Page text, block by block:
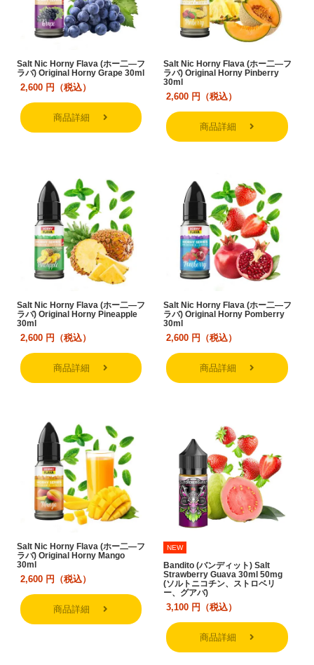
Salt Nic Horny Flava (ホー二―フ
ラバ) Original Horny Grape 30ml
2,600 円（税込）
商品詳細
Salt Nic Horny Flava (ホー二―フ
ラバ) Original Horny Pinberry
30ml
2,600 円（税込）
商品詳細
Salt Nic Horny Flava (ホー二―フ
ラバ) Original Horny Pineapple
30ml
2,600 円（税込）
商品詳細
Salt Nic Horny Flava (ホー二―フ
ラバ) Original Horny Pomberry
30ml
2,600 円（税込）
商品詳細
Salt Nic Horny Flava (ホー二―フ
ラバ) Original Horny Mango
30ml
2,600 円（税込）
商品詳細
NEW
Bandito (バンディット) Salt
Strawberry Guava 30ml 50mg
(ソルトニコチン、ストロベリ
ー、グアバ)
3,100 円（税込）
商品詳細